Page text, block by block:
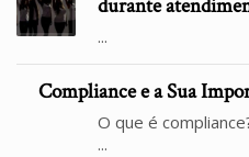
durante
...
Compliance e a Sua
O que é
...